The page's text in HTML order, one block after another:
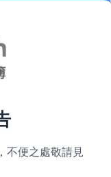
不便之處敬請見